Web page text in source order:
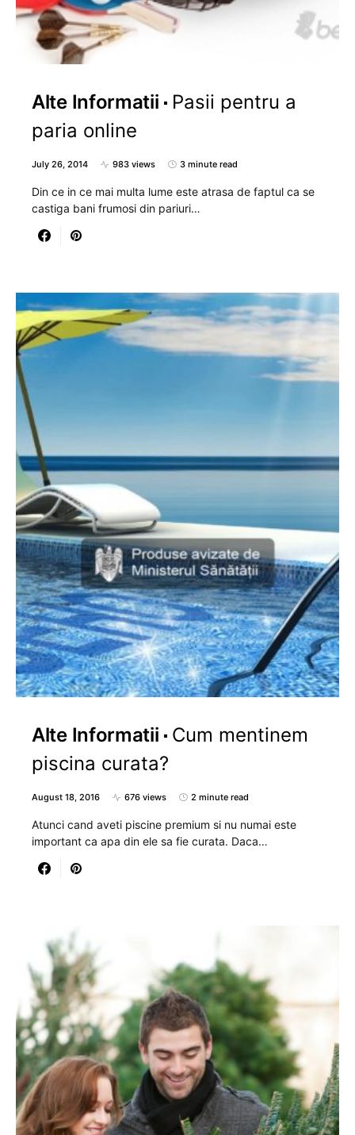
Alte Informatii
Pasii pentru a
paria online
July 26, 2014 983 views 3 minute read
Din ce in ce mai multa lume este atrasa de faptul ca se
castiga bani frumosi din pariuri…
Alte Informatii
Cum mentinem
piscina curata?
August 18, 2016 676 views 2 minute read
Atunci cand aveti piscine premium si nu numai este
important ca apa din ele sa fie curata. Daca…